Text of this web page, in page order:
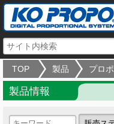
TOP 製品 プロポ
製品情報